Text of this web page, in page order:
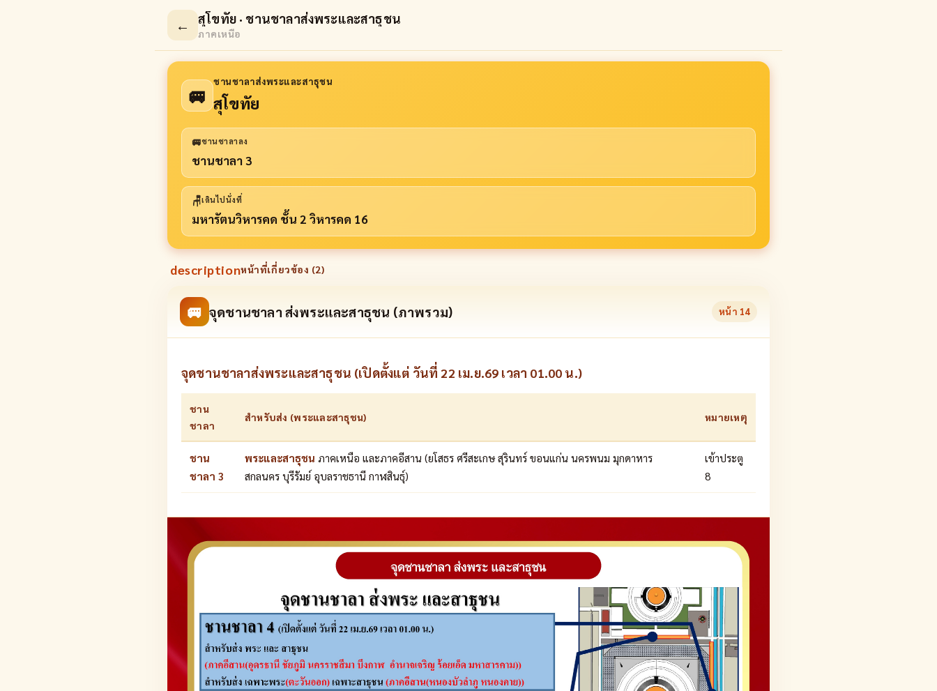
← สุโขทัย · ชานชาลาส่งพระและสาธุชน
ภาคเหนือ
🚐
ชานชาลาส่งพระและสาธุชน
สุโขทัย
🚐ชานชาลาลง
ชานชาลา 3
🪑เดินไปนั่งที่
มหารัตนวิหารคด ชั้น 2 วิหารคด 16
descriptionหน้าที่เกี่ยวข้อง (2)
🚐 จุดชานชาลา ส่งพระและสาธุชน (ภาพรวม) หน้า 14
จุดชานชาลาส่งพระและสาธุชน (เปิดตั้งแต่ วันที่ 22 เม.ย.69 เวลา 01.00 น.)
ชาน
ชาลา
สำหรับส่ง (พระและสาธุชน) หมายเหตุ
ชาน
ชาลา 3
พระและสาธุชน ภาคเหนือ และภาคอีสาน (ยโสธร ศรีสะเกษ สุรินทร์ ขอนแก่น นครพนม มุกดาหาร
สกลนคร บุรีรัมย์ อุบลราชธานี กาฬสินธุ์)
เข้าประตู
8